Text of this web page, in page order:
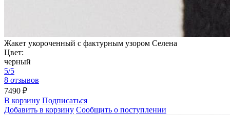
Жакет укороченный с фактурным узором Селена
Цвет:
черный
5/5
8 отзывов
7490 ₽
В корзину Подписаться
Добавить в корзину Сообщить о поступлении